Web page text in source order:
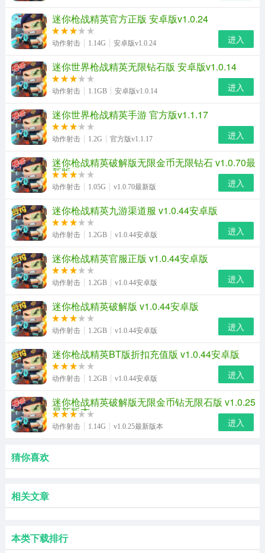
迷你枪战精英官方正版 安卓版v1.0.24
动作射击 1.14G 安卓版v1.0.24 进入
迷你世界枪战精英无限钻石版 安卓版v1.0.14
动作射击 1.1GB 安卓版v1.0.14 进入
迷你世界枪战精英手游 官方版v1.1.17
动作射击 1.2G 官方版v1.1.17 进入
迷你枪战精英破解版无限金币无限钻石 v1.0.70最
新版
动作射击 1.05G v1.0.70最新版 进入
迷你枪战精英九游渠道服 v1.0.44安卓版
动作射击 1.2GB v1.0.44安卓版 进入
迷你枪战精英官服正版 v1.0.44安卓版
动作射击 1.2GB v1.0.44安卓版 进入
迷你枪战精英破解版 v1.0.44安卓版
动作射击 1.2GB v1.0.44安卓版 进入
迷你枪战精英BT版折扣充值版 v1.0.44安卓版
动作射击 1.2GB v1.0.44安卓版 进入
迷你枪战精英破解版无限金币钻无限石版 v1.0.25
最新版本
动作射击 1.14G v1.0.25最新版本 进入
猜你喜欢
相关文章
本类下载排行